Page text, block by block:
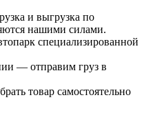
и выгрузка по
нашими силами.
специализированной
— отправим груз в
товар самостоятельно